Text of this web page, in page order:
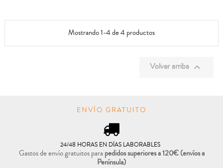
Mostrando 1-4 de 4 productos
Volver arriba 
ENVÍO GRATUITO
24/48 HORAS EN DÍAS LABORABLES
Gastos de envío gratuitos parapedidos superiores a 120€(envíos a
Península)